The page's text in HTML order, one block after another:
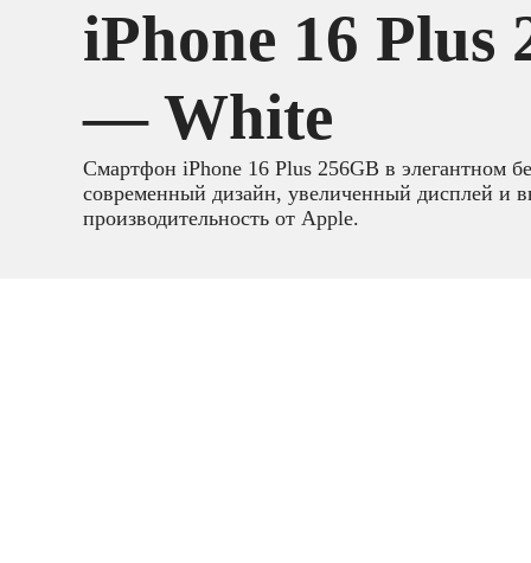
iPhone 16 Plus
— White
Смартфон iPhone 16 Plus 256GB в элегантном
современный дизайн, увеличенный дисплей и
производительность от Apple.